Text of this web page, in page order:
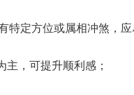
特定方位或属相冲煞，应
，可提升顺利感；